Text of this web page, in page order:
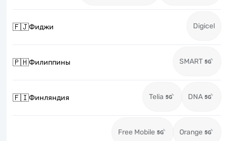
🇫🇯Фиджи Digicel
🇵🇭Филиппины SMART
🇫🇮Финляндия Telia DNA
Free Mobile Orange